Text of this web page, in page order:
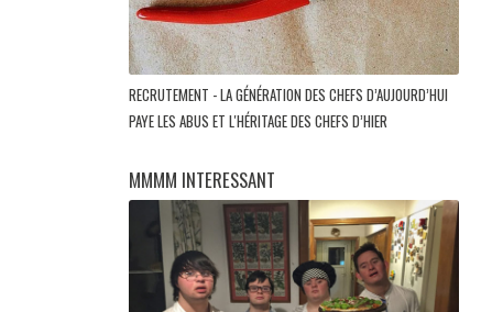
RECRUTEMENT - LA GÉNÉRATION DES CHEFS D’AUJOURD’HUI
PAYE LES ABUS ET L'HÉRITAGE DES CHEFS D’HIER
MMMM INTERESSANT